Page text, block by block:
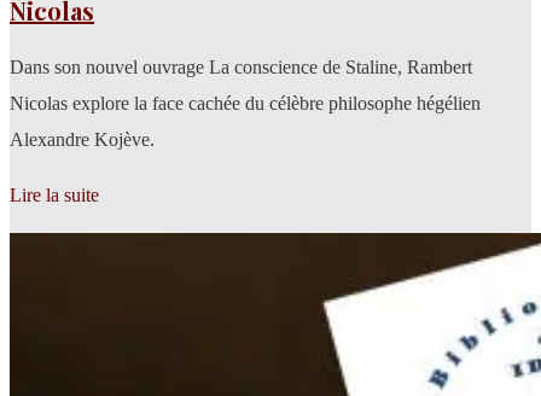
Nicolas
Dans son nouvel ouvrage La conscience de Staline, Rambert
Nicolas explore la face cachée du célèbre philosophe hégélien
Alexandre Kojève.
Lire la suite